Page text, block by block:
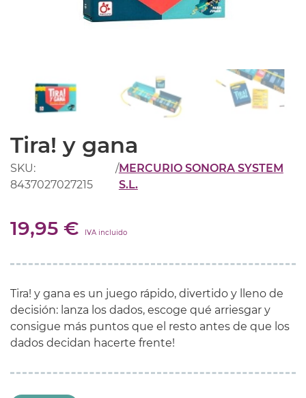
Tira! y gana
SKU:
8437027027215
/MERCURIO SONORA SYSTEM
S.L.
19,95 € IVA incluido
Tira! y gana es un juego rápido, divertido y lleno de
decisión: lanza los dados, escoge qué arriesgar y
consigue más puntos que el resto antes de que los
dados decidan hacerte frente!